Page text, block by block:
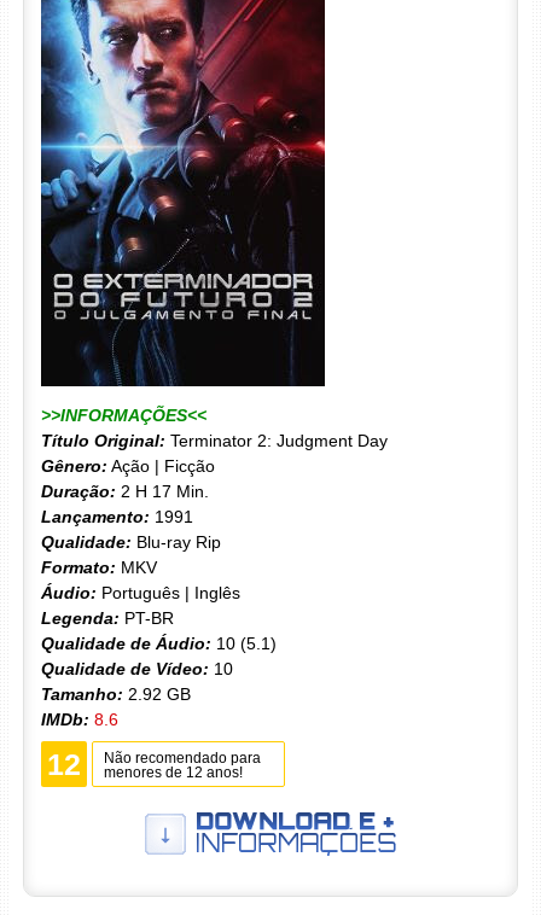
>>INFORMAÇÕES<<
Título Original: Terminator 2: Judgment Day
Gênero: Ação | Ficção
Duração: 2 H 17 Min.
Lançamento: 1991
Qualidade: Blu-ray Rip
Formato: MKV
Áudio: Português | Inglês
Legenda: PT-BR
Qualidade de Áudio: 10 (5.1)
Qualidade de Vídeo: 10
Tamanho: 2.92 GB
IMDb: 8.6
12
Não recomendado para
menores de 12 anos!